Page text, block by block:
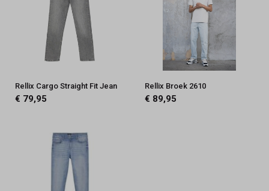
Rellix Cargo Straight Fit Jean
€ 79,95
Rellix Broek 2610
€ 89,95